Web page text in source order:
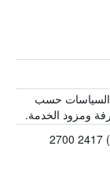
حسب
ومزود الخدمة.